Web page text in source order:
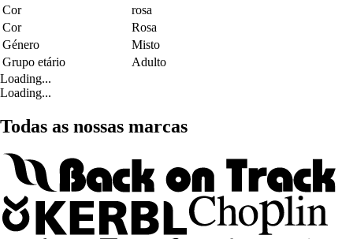
Cor
rosa
Cor
Rosa
Género
Misto
Grupo etário
Adulto
Loading...
Loading...
Todas as nossas marcas